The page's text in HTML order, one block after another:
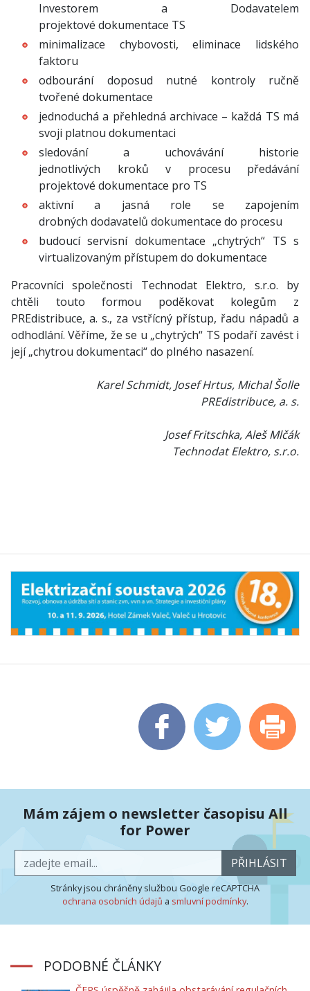
Investorem a Dodavatelem
projektové dokumentace TS
minimalizace chybovosti, eliminace lidského
faktoru
odbourání doposud nutné kontroly ručně
tvořené dokumentace
jednoduchá a přehledná archivace – každá TS má
svoji platnou dokumentaci
sledování a uchovávání historie
jednotlivých kroků v procesu předávání
projektové dokumentace pro TS
aktivní a jasná role se zapojením
drobných dodavatelů dokumentace do procesu
budoucí servisní dokumentace „chytrých“ TS s
virtualizovaným přístupem do dokumentace
Pracovníci společnosti Technodat Elektro, s.r.o. by
chtěli touto formou poděkovat kolegům z
PREdistribuce, a. s., za vstřícný přístup, řadu nápadů a
odhodlání. Věříme, že se u „chytrých“ TS podaří zavést i
její „chytrou dokumentaci“ do plného nasazení.
Karel Schmidt, Josef Hrtus, Michal Šolle
PREdistribuce, a. s.
Josef Fritschka, Aleš Mlčák
Technodat Elektro, s.r.o.
Mám zájem o newsletter časopisu All
for Power
PŘIHLÁSIT
Stránky jsou chráněny službou Google reCAPTCHA
ochrana osobních údajů a smluvní podmínky.
PODOBNÉ ČLÁNKY